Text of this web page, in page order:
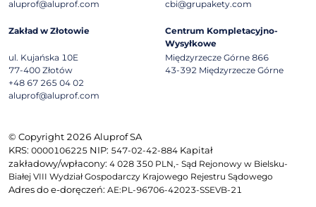
aluprof@aluprof.com
cbi@grupakety.com
Zakład w Złotowie
ul. Kujańska 10E
77-400 Złotów
+48 67 265 04 02
aluprof@aluprof.com
Centrum Kompletacyjno-
Wysyłkowe
Międzyrzecze Górne 866
43-392 Międzyrzecze Górne
© Copyright 2026 Aluprof SA
KRS: 0000106225 NIP: 547-02-42-884 Kapitał
zakładowy/wpłacony: 4 028 350 PLN,- Sąd Rejonowy w Bielsku-
Białej VIII Wydział Gospodarczy Krajowego Rejestru Sądowego
Adres do e-doręczeń: AE:PL-96706-42023-SSEVB-21